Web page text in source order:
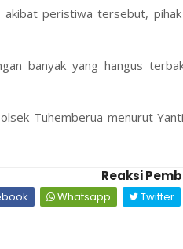
peristiwa tersebut,
banyak yang hangus
Tuhemberua menurut
Reaksi
Whatsapp Twitter